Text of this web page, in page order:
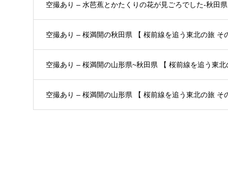
空撮あり – 水芭蕉とかたくりの花が見ごろでした-秋田
空撮あり – 桜満開の秋田県 【 桜前線を追う東北の旅 そ
空撮あり – 桜満開の山形県~秋田県 【 桜前線を追う東
空撮あり – 桜満開の山形県 【 桜前線を追う東北の旅 そ